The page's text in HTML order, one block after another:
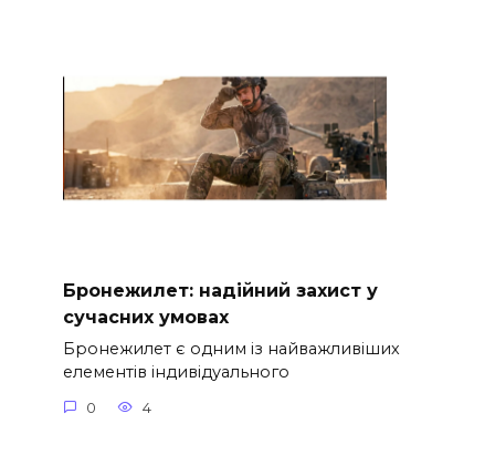
Бронежилет: надійний захист у
сучасних умовах
Бронежилет є одним із найважливіших
елементів індивідуального
0 4